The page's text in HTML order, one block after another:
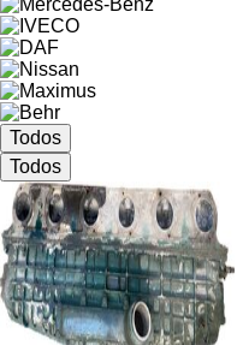
Todos
Todos